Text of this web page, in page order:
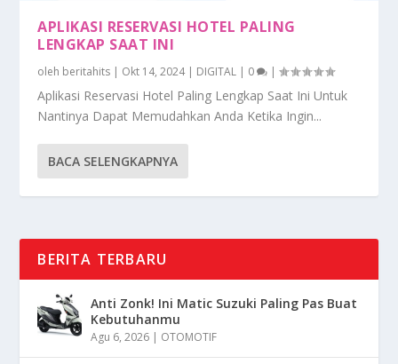
APLIKASI RESERVASI HOTEL PALING
LENGKAP SAAT INI
oleh beritahits | Okt 14, 2024| DIGITAL | 0 |
Aplikasi Reservasi Hotel Paling Lengkap Saat Ini Untuk
Nantinya Dapat Memudahkan Anda Ketika Ingin...
BACA SELENGKAPNYA
BERITA TERBARU
Anti Zonk! Ini Matic Suzuki Paling Pas Buat
Kebutuhanmu
Agu 6, 2026 | OTOMOTIF